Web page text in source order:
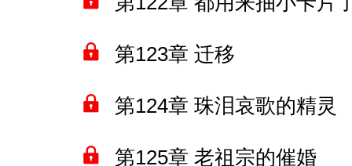
第123章 迁移
第124章 珠泪哀歌的精灵
第125章 老祖宗的催婚